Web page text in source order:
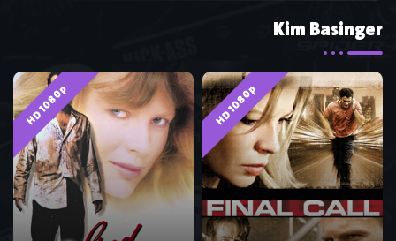
Kim Basinger
HD 1080p
HD 1080p